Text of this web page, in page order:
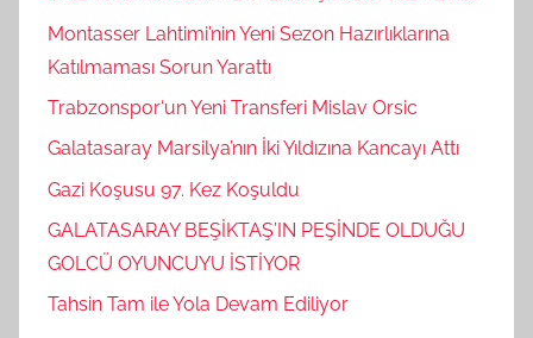
Montasser Lahtimi’nin Yeni Sezon Hazırlıklarına
Katılmaması Sorun Yarattı
Trabzonspor‘un Yeni Transferi Mislav Orsic
Galatasaray Marsilya’nın İki Yıldızına Kancayı Attı
Gazi Koşusu 97. Kez Koşuldu
GALATASARAY BEŞİKTAŞ’IN PEŞİNDE OLDUĞU
GOLCÜ OYUNCUYU İSTİYOR
Tahsin Tam ile Yola Devam Ediliyor